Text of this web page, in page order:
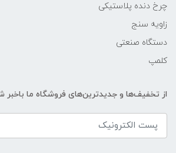
چرخ دنده پلاستیکی
زاویه سنج
دستگاه صنعتی
کلمپ
از تخفیف‌ها و جدیدترین‌های فروشگاه ما باخبر